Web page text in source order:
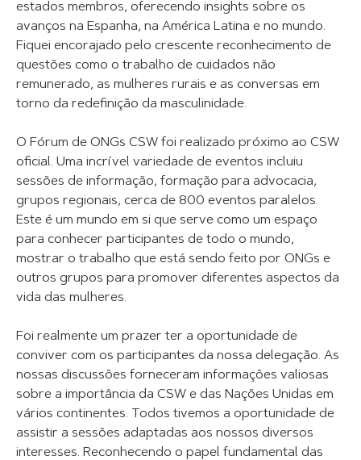
estados membros, oferecendo insights sobre os
avanços na Espanha, na América Latina e no mundo.
Fiquei encorajado pelo crescente reconhecimento de
questões como o trabalho de cuidados não
remunerado, as mulheres rurais e as conversas em
torno da redefinição da masculinidade.
O Fórum de ONGs CSW foi realizado próximo ao CSW
oficial. Uma incrível variedade de eventos incluiu
sessões de informação, formação para advocacia,
grupos regionais, cerca de 800 eventos paralelos.
Este é um mundo em si que serve como um espaço
para conhecer participantes de todo o mundo,
mostrar o trabalho que está sendo feito por ONGs e
outros grupos para promover diferentes aspectos da
vida das mulheres.
Foi realmente um prazer ter a oportunidade de
conviver com os participantes da nossa delegação. As
nossas discussões forneceram informações valiosas
sobre a importância da CSW e das Nações Unidas em
vários continentes. Todos tivemos a oportunidade de
assistir a sessões adaptadas aos nossos diversos
interesses. Reconhecendo o papel fundamental das